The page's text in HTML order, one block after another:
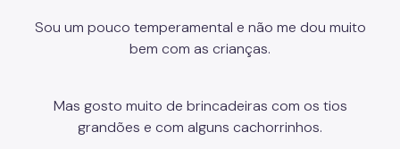
Sou um pouco temperamental e não me dou muito
bem com as crianças.
Mas gosto muito de brincadeiras com os tios
grandões e com alguns cachorrinhos.